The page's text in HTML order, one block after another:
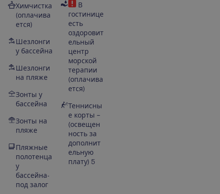
Химчистка
(оплачива
ется)
Шезлонги
у бассейна
Шезлонги
на пляже
Зонты у
бассейна
Зонты на
пляже
Пляжные
полотенца
у
бассейна-
под залог
В
гостинице
есть
оздоровит
ельный
центр
морской
терапии
(оплачива
ется)
Теннисны
е корты –
(освещен
ность за
дополнит
ельную
плату) 5